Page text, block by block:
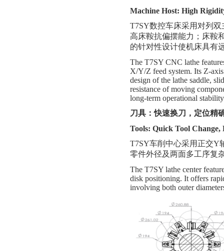
Machine Host: High
T7SY数控车床采用对列
高床鞍抗偏摆能力；床鞍
的针对性设计使机床具有
The T7SY CNC lathe
X/Y/Z feed system. Its Z-
design of the lathe saddle,
resistance of moving
long-term operational
刀具：快速换刀，定位精
Tools: Quick Tool Change,
T7SY车削 中心采用正交Y
零件外径及两面多工序复
The T7SY lathe center
disk positioning. It offers
involving both outer